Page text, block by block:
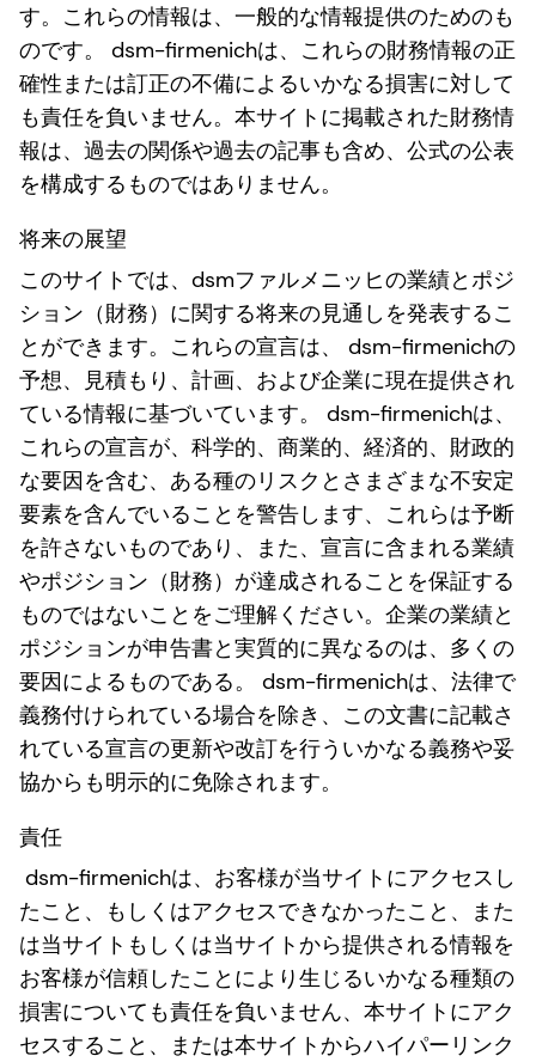
す。これらの情報は、一般的な情報提供のためのも
のです。 dsm-firmenichは、これらの財務情報の正
確性または訂正の不備によるいかなる損害に対して
も責任を負いません。本サイトに掲載された財務情
報は、過去の関係や過去の記事も含め、公式の公表
を構成するものではありません。
将来の展望
このサイトでは、dsmファルメニッヒの業績とポジ
ション（財務）に関する将来の見通しを発表するこ
とができます。これらの宣言は、 dsm-firmenichの
予想、見積もり、計画、および企業に現在提供され
ている情報に基づいています。 dsm-firmenichは、
これらの宣言が、科学的、商業的、経済的、財政的
な要因を含む、ある種のリスクとさまざまな不安定
要素を含んでいることを警告します、これらは予断
を許さないものであり、また、宣言に含まれる業績
やポジション（財務）が達成されることを保証する
ものではないことをご理解ください。企業の業績と
ポジションが申告書と実質的に異なるのは、多くの
要因によるものである。 dsm-firmenichは、法律で
義務付けられている場合を除き、この文書に記載さ
れている宣言の更新や改訂を行ういかなる義務や妥
協からも明示的に免除されます。
責任
dsm-firmenichは、お客様が当サイトにアクセスし
たこと、もしくはアクセスできなかったこと、また
は当サイトもしくは当サイトから提供される情報を
お客様が信頼したことにより生じるいかなる種類の
損害についても責任を負いません、本サイトにアク
セスすること、または本サイトからハイパーリンク